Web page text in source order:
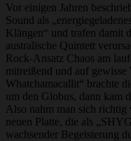
Vor einigen Jahren
Sound als
Klängen“ und trafen damit
australische Quintett
Rock-Ansatz Chaos am
mitreißend und auf
Whatchamacallit“ brachte
um den Globus, dann kam
Also nahm man sich
neuen Platte, die als
wachsender Begeisterung